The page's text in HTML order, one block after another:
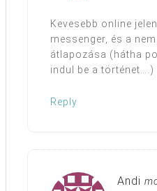
Kevesebb online
messenger, és a
átlapozása (hátha
indul be a történet….)
Reply
Andi